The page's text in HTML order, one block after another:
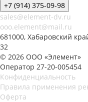
+7 (914) 375-09-98
sales@element-dv.ru
ooo.element@mail.ru
681000, Хабаровский
32
© 2026 ООО «Элемент»
Оператор 27-20-005454
Конфиденциальность
Правила применения
Оферта